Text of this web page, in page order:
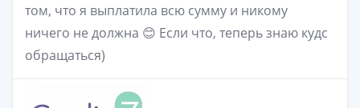
том, что я выплатила всю сумму и никому
ничего не должна 😊 Если что, теперь знаю кудс
обращаться)